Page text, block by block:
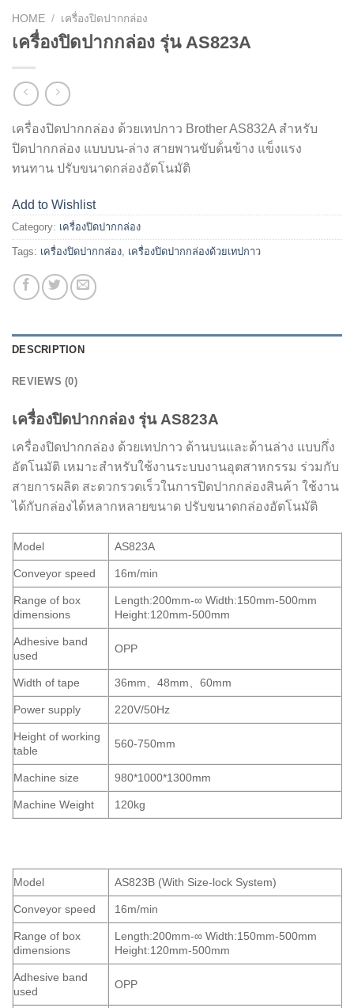
HOME / เครื่องปิดปากกล่อง
เครื่องปิดปากกล่อง รุ่น AS823A
เครื่องปิดปากกล่อง ด้วยเทปกาว Brother AS832A สำหรับ
ปิดปากกล่อง แบบบน-ล่าง สายพานขับด้่นข้าง แข็งแรง
ทนทาน ปรับขนาดกล่องอัตโนมัติ
Add to Wishlist
Category: เครื่องปิดปากกล่อง
Tags: เครื่องปิดปากกล่อง, เครื่องปิดปากกล่องด้วยเทปกาว
DESCRIPTION
REVIEWS (0)
เครื่องปิดปากกล่อง รุ่น AS823A
เครื่องปิดปากกล่อง ด้วยเทปกาว ด้านบนและด้านล่าง แบบกึ่ง
อัตโนมัติ เหมาะสำหรับใช้งานระบบงานอุตสาหกรรม ร่วมกับ
สายการผลิต สะดวกรวดเร็วในการปิดปากกล่องสินค้า ใช้งาน
ได้กับกล่องได้หลากหลายขนาด ปรับขนาดกล่องอัตโนมัติ
Model AS823A
Conveyor speed 16m/min
Range of box
dimensions
Length:200mm-∞ Width:150mm-500mm
Height:120mm-500mm
Adhesive band
used
OPP
Width of tape 36mm、48mm、60mm
Power supply 220V/50Hz
Height of working
table
560-750mm
Machine size 980*1000*1300mm
Machine Weight 120kg
Model AS823B (With Size-lock System)
Conveyor speed 16m/min
Range of box
dimensions
Length:200mm-∞ Width:150mm-500mm
Height:120mm-500mm
Adhesive band
used
OPP